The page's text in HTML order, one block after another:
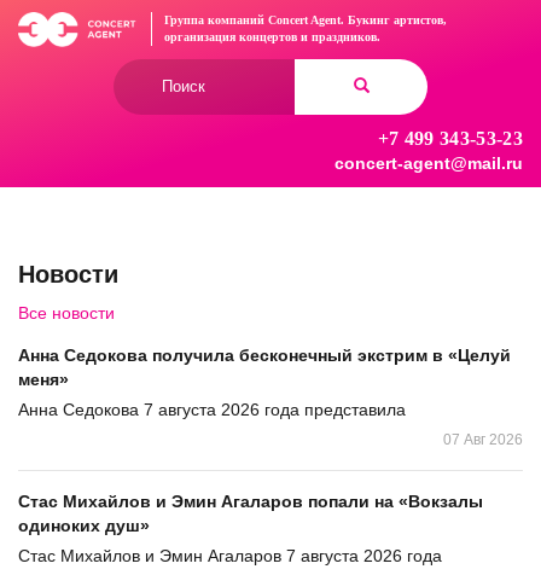
Перейти
Группа компаний Concert Agent. Букинг артистов,
организация концертов и праздников.
+7 499 343-53-23
concert-agent@mail.ru
Новости
Все новости
Анна Седокова получила бесконечный экстрим в «Целуй
меня»
Анна Седокова 7 августа 2026 года представила
07 Авг 2026
Стас Михайлов и Эмин Агаларов попали на «Вокзалы
одиноких душ»
Стас Михайлов и Эмин Агаларов 7 августа 2026 года